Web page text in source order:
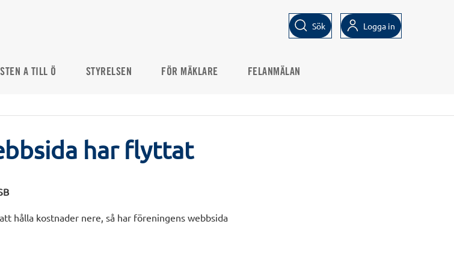
Sök Logga in
A TILL Ö STYRELSEN FÖR MÄKLARE FELANMÄLAN
har flyttat
hålla kostnader nere, så har föreningens webbsida